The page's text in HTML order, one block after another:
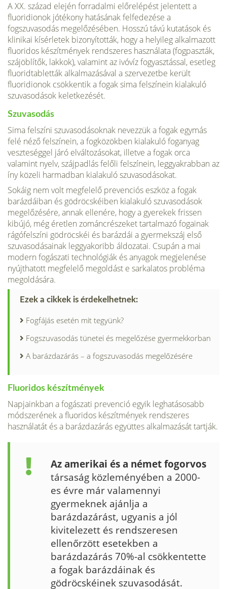
A XX. század elején forradalmi előrelépést jelentett a
fluoridionok jótékony hatásának felfedezése a
fogszuvasodás megelőzésében. Hosszú távú kutatások és
klinikai kísérletek bizonyították, hogy a helyileg alkalmazott
fluoridos készítmények rendszeres használata (fogpaszták,
szájöblítők, lakkok), valamint az ivóvíz fogyasztással, esetleg
fluoridtabletták alkal­mazásával a szervezetbe került
fluoridionok csökkentik a fogak sima fel­színein kialakuló
szuvasodások keletkezését.
Szuvasodás
Sima felszíni szuvasodásoknak nevezzük a fogak egymás
felé néző felszínein, a fogközökben kialakuló foganyag
veszteséggel járó elváltozásokat, illetve a fogak orca
valamint nyelv, szájpadlás felőli felszínein, leggyakrabban az
íny közeli harmadban kialakuló szuvasodásokat.
Sokáig nem volt megfelelő prevenciós eszköz a fogak
barázdáiban és gödröcskéiben kialakuló szuvasodások
megelőzésére, annak el­lenére, hogy a gyerekek frissen
kibújó, még éretlen zománcrészeket tartalmazó fogainak
rágófelszíni gödröcskéi és barázdái a gyermek­száj első
szuvasodásainak leggyakoribb áldozatai. Csupán a mai
modern fogászati technológiák és anyagok megjelenése
nyújthatott megfelelő megoldást e sarkalatos probléma
megoldására.
Ezek a cikkek is érdekelhetnek:
Fogfájás esetén mit tegyünk?
Fogszuvasodás tünetei és megelőzése gyermekkorban
A barázdazárás – a fogszuva­sodás megelőzésére
Fluoridos készítmények
Napjainkban a fogászati prevenció egyik leghatásosabb
mód­szerének a fluoridos készítmények rendszeres
használatát és a barázdazárás együttes alkalmazását tartják.
Az amerikai és a német fogorvos
társaság közleményében a 2000-
es évre már valamennyi
gyermeknek ajánlja a
barázdazárást, ugyanis a jól
kivitelezett és rendszeresen
ellenőrzött esetekben a
barázdazárás 70%-al csökkentette
a fogak barázdáinak és
gödröcskéinek szuvasodását.